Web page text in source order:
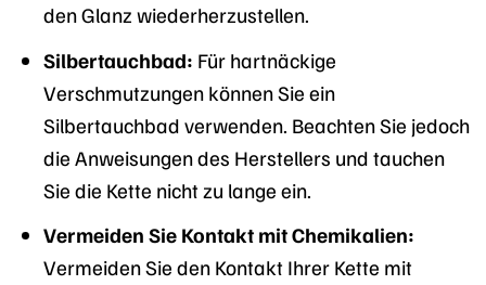
den Glanz wiederherzustellen.
Silbertauchbad: Für hartnäckige
Verschmutzungen können Sie ein
Silbertauchbad verwenden. Beachten Sie jedoch
die Anweisungen des Herstellers und tauchen
Sie die Kette nicht zu lange ein.
Vermeiden Sie Kontakt mit Chemikalien:
Vermeiden Sie den Kontakt Ihrer Kette mit